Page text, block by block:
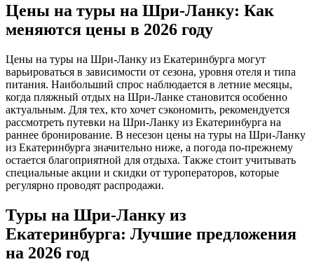
Цены на туры на Шри-Ланку: Как
меняются цены в 2026 году
Цены на туры на Шри-Ланку из Екатеринбурга могут
варьироваться в зависимости от сезона, уровня отеля и типа
питания. Наибольший спрос наблюдается в летние месяцы,
когда пляжный отдых на Шри-Ланке становится особенно
актуальным. Для тех, кто хочет сэкономить, рекомендуется
рассмотреть путевки на Шри-Ланку из Екатеринбурга на
раннее бронирование. В несезон цены на туры на Шри-Ланку
из Екатеринбурга значительно ниже, а погода по-прежнему
остается благоприятной для отдыха. Также стоит учитывать
специальные акции и скидки от туроператоров, которые
регулярно проводят распродажи.
Туры на Шри-Ланку из
Екатеринбурга: Лучшие предложения
на 2026 год